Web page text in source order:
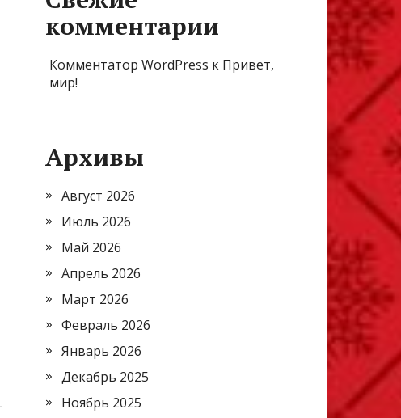
комментарии
Комментатор WordPress к Привет,
мир!
Архивы
Август 2026
Июль 2026
Май 2026
Апрель 2026
Март 2026
Февраль 2026
Январь 2026
Декабрь 2025
Ноябрь 2025